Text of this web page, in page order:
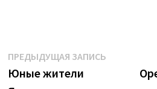
Навигация
по
ПРЕДЫДУЩАЯ ЗАПИСЬ
Юные жители